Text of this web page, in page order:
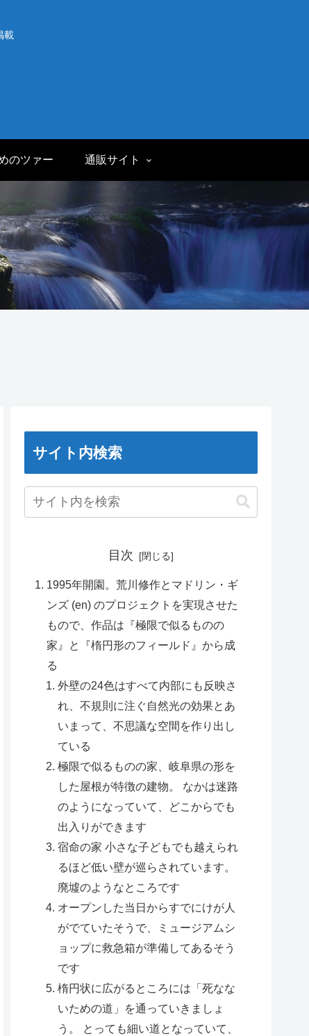
載
のツァー 通販サイト
サイト内検索
目次
1995年開園。荒川修作とマドリン・ギ
ンズ (en) のプロジェクトを実現させた
もので、作品は『極限で似るものの
家』と『楕円形のフィールド』から成
る
外壁の24色はすべて内部にも反映さ
れ、不規則に注ぐ自然光の効果とあ
いまって、不思議な空間を作り出し
ている
極限で似るものの家、岐阜県の形を
した屋根が特徴の建物。 なかは迷路
のようになっていて、どこからでも
出入りができます
宿命の家 小さな子どもでも越えられ
るほど低い壁が巡らされています。
廃墟のようなところです
オープンした当日からすでにけが人
がでていたそうで、ミュージアムシ
ョップに救急箱が準備してあるそう
です
楕円状に広がるところには「死なな
いための道」を通っていきましょ
う。 とっても細い道となっていて、